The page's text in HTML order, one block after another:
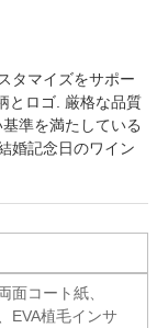
タマイズをサポー
とロゴ. 厳格な品質
準を満たしている
婚記念日のワイン
面コート紙、
EVA植毛インサ